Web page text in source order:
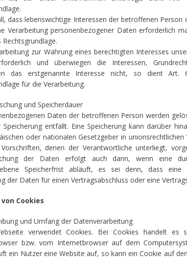
dass lebenswichtige Interessen der betroffenen Person
Verarbeitung personenbezogener Daten erforderlich
Rechtsgrundlage.
zur Wahrung eines berechtigten Interesses
und überwiegen die Interessen,
das erstgenannte Interesse nicht, so dient
für die Verarbeitung.
und Speicherdauer
Daten der betroffenen Person werden
Speicherung entfällt. Eine Speicherung kann darüber
oder nationalen Gesetzgeber in
denen der Verantwortliche unterliegt,
der Daten erfolgt auch dann, wenn eine
Speicherfrist abläuft, es sei denn, dass eine
der Daten für einen Vertragsabschluss oder eine
Cookies
und Umfang der Datenverarbeitung
verwendet Cookies. Bei Cookies handelt es
bzw. vom Internetbrowser auf dem
ein Nutzer eine Website auf, so kann ein Cookie auf